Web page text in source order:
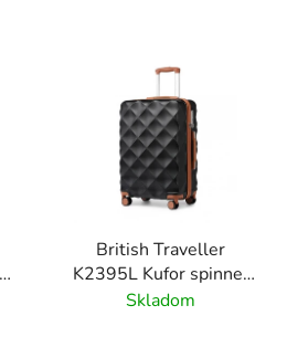
British Traveller
K2395L Kufor spinner
61cm Čierny
Skladom